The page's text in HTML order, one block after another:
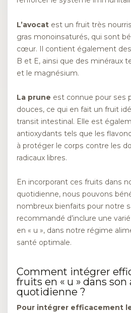
L’avocat est un fruit très
gras monoinsaturés, qui sont
cœur. Il contient également
B et E, ainsi que des minéraux
et le magnésium.
La prune est connue pour ses
douces, ce qui en fait un fruit
transit intestinal. Elle est
antioxydants tels que les
à protéger le corps contre les
radicaux libres.
En incorporant ces fruits dans
quotidienne, nous pouvons
nombreux bienfaits pour notre
recommandé d’inclure une
en « u », dans notre régime
santé optimale.
Comment intégrer
fruits en « u » dans
quotidienne ?
Pour intégrer efficacement